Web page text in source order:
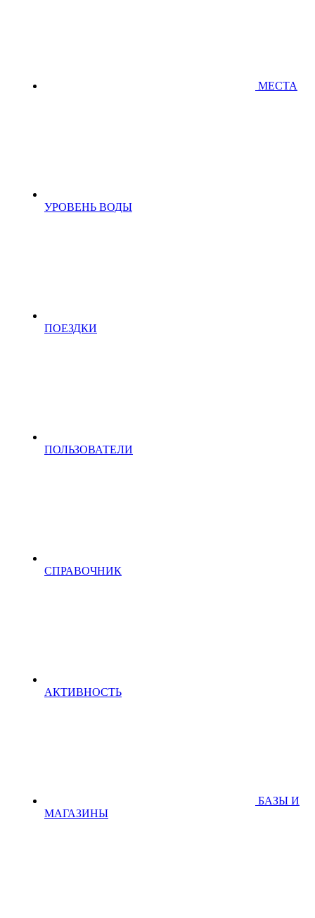
МЕСТА
УРОВЕНЬ ВОДЫ
ПОЕЗДКИ
ПОЛЬЗОВАТЕЛИ
СПРАВОЧНИК
АКТИВНОСТЬ
БАЗЫ И
МАГАЗИНЫ